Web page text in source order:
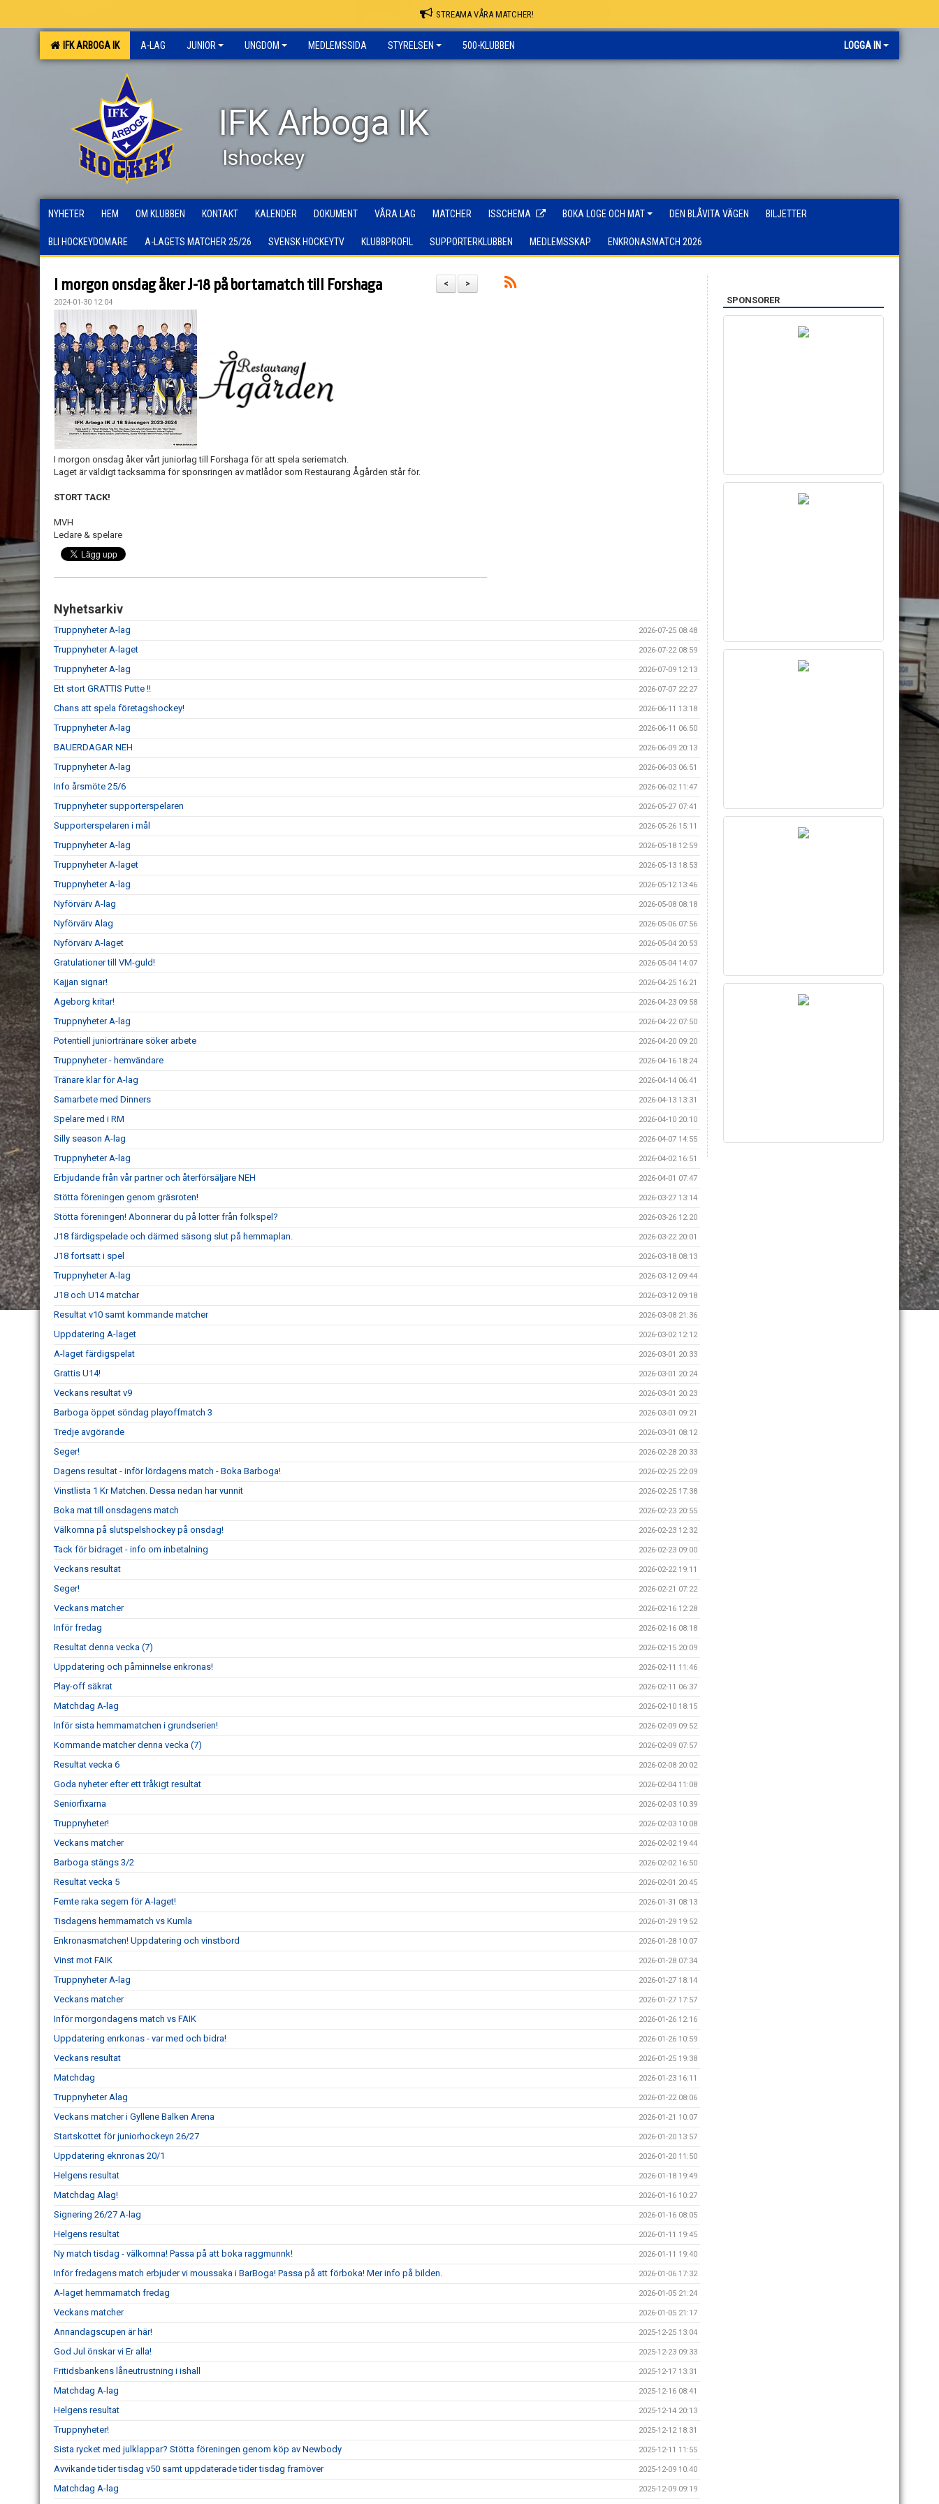
STREAMA VÅRA MATCHER!
IFK ARBOGA IK A-LAG JUNIOR UNGDOM MEDLEMSSIDA STYRELSEN 500-KLUBBEN LOGGA IN
IFK Arboga IK
Ishockey
NYHETER HEM OM KLUBBEN KONTAKT KALENDER DOKUMENT VÅRA LAG MATCHER ISSCHEMA BOKA LOGE OCH MAT DEN BLÅVITA VÄGEN BILJETTER
BLI HOCKEYDOMARE A-LAGETS MATCHER 25/26 SVENSK HOCKEYTV KLUBBPROFIL SUPPORTERKLUBBEN MEDLEMSSKAP ENKRONASMATCH 2026
>
<
I morgon onsdag åker J-18 på bortamatch till Forshaga
2024-01-30 12:04
I morgon onsdag åker vårt juniorlag till Forshaga för att spela seriematch.
Laget är väldigt tacksamma för sponsringen av matlådor som Restaurang Ågården står för.
STORT TACK!
MVH
Ledare & spelare
Nyhetsarkiv
Truppnyheter A-lag 2026-07-25 08:48
Truppnyheter A-laget 2026-07-22 08:59
Truppnyheter A-lag 2026-07-09 12:13
Ett stort GRATTIS Putte !! 2026-07-07 22:27
Chans att spela företagshockey! 2026-06-11 13:18
Truppnyheter A-lag 2026-06-11 06:50
BAUERDAGAR NEH 2026-06-09 20:13
Truppnyheter A-lag 2026-06-03 06:51
Info årsmöte 25/6 2026-06-02 11:47
Truppnyheter supporterspelaren 2026-05-27 07:41
Supporterspelaren i mål 2026-05-26 15:11
Truppnyheter A-lag 2026-05-18 12:59
Truppnyheter A-laget 2026-05-13 18:53
Truppnyheter A-lag 2026-05-12 13:46
Nyförvärv A-lag 2026-05-08 08:18
Nyförvärv Alag 2026-05-06 07:56
Nyförvärv A-laget 2026-05-04 20:53
Gratulationer till VM-guld! 2026-05-04 14:07
Kajjan signar! 2026-04-25 16:21
Ageborg kritar! 2026-04-23 09:58
Truppnyheter A-lag 2026-04-22 07:50
Potentiell juniortränare söker arbete 2026-04-20 09:20
Truppnyheter - hemvändare 2026-04-16 18:24
Tränare klar för A-lag 2026-04-14 06:41
Samarbete med Dinners 2026-04-13 13:31
Spelare med i RM 2026-04-10 20:10
Silly season A-lag 2026-04-07 14:55
Truppnyheter A-lag 2026-04-02 16:51
Erbjudande från vår partner och återförsäljare NEH 2026-04-01 07:47
Stötta föreningen genom gräsroten! 2026-03-27 13:14
Stötta föreningen! Abonnerar du på lotter från folkspel? 2026-03-26 12:20
J18 färdigspelade och därmed säsong slut på hemmaplan. 2026-03-22 20:01
J18 fortsatt i spel 2026-03-18 08:13
Truppnyheter A-lag 2026-03-12 09:44
J18 och U14 matchar 2026-03-12 09:18
Resultat v10 samt kommande matcher 2026-03-08 21:36
Uppdatering A-laget 2026-03-02 12:12
A-laget färdigspelat 2026-03-01 20:33
Grattis U14! 2026-03-01 20:24
Veckans resultat v9 2026-03-01 20:23
Barboga öppet söndag playoffmatch 3 2026-03-01 09:21
Tredje avgörande 2026-03-01 08:12
Seger! 2026-02-28 20:33
Dagens resultat - inför lördagens match - Boka Barboga! 2026-02-25 22:09
Vinstlista 1 Kr Matchen. Dessa nedan har vunnit 2026-02-25 17:38
Boka mat till onsdagens match 2026-02-23 20:55
Välkomna på slutspelshockey på onsdag! 2026-02-23 12:32
Tack för bidraget - info om inbetalning 2026-02-23 09:00
Veckans resultat 2026-02-22 19:11
Seger! 2026-02-21 07:22
Veckans matcher 2026-02-16 12:28
Inför fredag 2026-02-16 08:18
Resultat denna vecka (7) 2026-02-15 20:09
Uppdatering och påminnelse enkronas! 2026-02-11 11:46
Play-off säkrat 2026-02-11 06:37
Matchdag A-lag 2026-02-10 18:15
Inför sista hemmamatchen i grundserien! 2026-02-09 09:52
Kommande matcher denna vecka (7) 2026-02-09 07:57
Resultat vecka 6 2026-02-08 20:02
Goda nyheter efter ett tråkigt resultat 2026-02-04 11:08
Seniorfixarna 2026-02-03 10:39
Truppnyheter! 2026-02-03 10:08
Veckans matcher 2026-02-02 19:44
Barboga stängs 3/2 2026-02-02 16:50
Resultat vecka 5 2026-02-01 20:45
Femte raka segern för A-laget! 2026-01-31 08:13
Tisdagens hemmamatch vs Kumla 2026-01-29 19:52
Enkronasmatchen! Uppdatering och vinstbord 2026-01-28 10:07
Vinst mot FAIK 2026-01-28 07:34
Truppnyheter A-lag 2026-01-27 18:14
Veckans matcher 2026-01-27 17:57
Inför morgondagens match vs FAIK 2026-01-26 12:16
Uppdatering enrkonas - var med och bidra! 2026-01-26 10:59
Veckans resultat 2026-01-25 19:38
Matchdag 2026-01-23 16:11
Truppnyheter Alag 2026-01-22 08:06
Veckans matcher i Gyllene Balken Arena 2026-01-21 10:07
Startskottet för juniorhockeyn 26/27 2026-01-20 13:57
Uppdatering eknronas 20/1 2026-01-20 11:50
Helgens resultat 2026-01-18 19:49
Matchdag Alag! 2026-01-16 10:27
Signering 26/27 A-lag 2026-01-16 08:05
Helgens resultat 2026-01-11 19:45
Ny match tisdag - välkomna! Passa på att boka raggmunnk! 2026-01-11 19:40
Inför fredagens match erbjuder vi moussaka i BarBoga! Passa på att förboka! Mer info på bilden. 2026-01-06 17:32
A-laget hemmamatch fredag 2026-01-05 21:24
Veckans matcher 2026-01-05 21:17
Annandagscupen är här! 2025-12-25 13:04
God Jul önskar vi Er alla! 2025-12-23 09:33
Fritidsbankens låneutrustning i ishall 2025-12-17 13:31
Matchdag A-lag 2025-12-16 08:41
Helgens resultat 2025-12-14 20:13
Truppnyheter! 2025-12-12 18:31
Sista rycket med julklappar? Stötta föreningen genom köp av Newbody 2025-12-11 11:55
Avvikande tider tisdag v50 samt uppdaterade tider tisdag framöver 2025-12-09 10:40
Matchdag A-lag 2025-12-09 09:19
SPONSORER